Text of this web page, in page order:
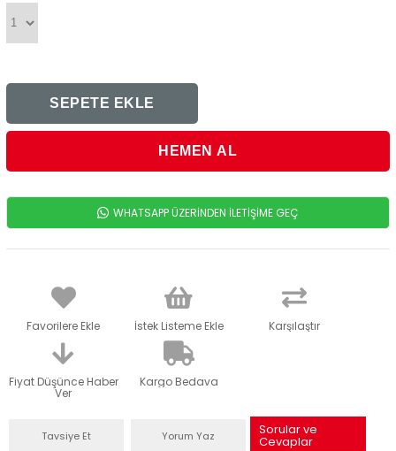
WHATSAPP ÜZERİNDEN İLETİŞİME GEÇ
Favorilere Ekle İstek Listeme Ekle Karşılaştır
Fiyat Düşünce Haber
Ver
Kargo Bedava
Tavsiye Et Yorum Yaz Sorular ve
Cevaplar